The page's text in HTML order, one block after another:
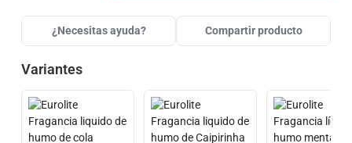
¿Necesitas ayuda? Compartir producto
Variantes